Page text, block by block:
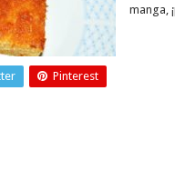
manga,
Pinterest